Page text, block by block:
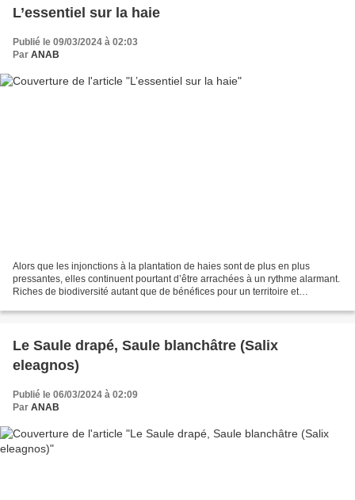
L’essentiel sur la haie
Publié le 09/03/2024 à 02:03
Par ANAB
Alors que les injonctions à la plantation de haies sont de plus en plus
pressantes, elles continuent pourtant d’être arrachées à un rythme alarmant.
Riches de biodiversité autant que de bénéfices pour un territoire et
Le Saule drapé, Saule blanchâtre (Salix
eleagnos)
Publié le 06/03/2024 à 02:09
Par ANAB